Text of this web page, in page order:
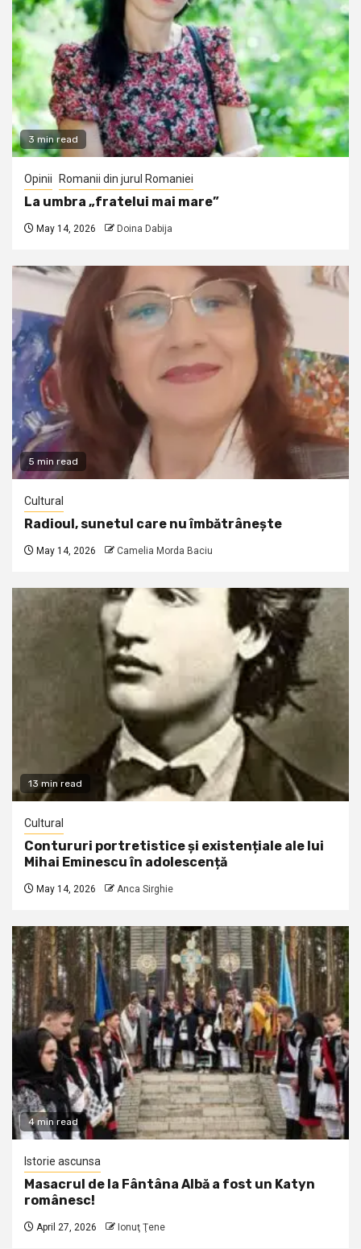
3 min read
Opinii Romanii din jurul Romaniei
La umbra „fratelui mai mare”
May 14, 2026 Doina Dabija
5 min read
Cultural
Radioul, sunetul care nu îmbătrânește
May 14, 2026 Camelia Morda Baciu
13 min read
Cultural
Contururi portretistice și existențiale ale lui
Mihai Eminescu în adolescență
May 14, 2026 Anca Sirghie
4 min read
Istorie ascunsa
Masacrul de la Fântâna Albă a fost un Katyn
românesc!
April 27, 2026 Ionuţ Ţene